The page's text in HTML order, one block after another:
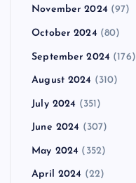
November 2024 (97)
October 2024 (80)
September 2024 (176)
August 2024 (310)
July 2024 (351)
June 2024 (307)
May 2024 (352)
April 2024 (22)